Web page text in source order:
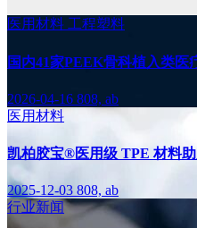
医用材料 工程塑料
国内41家PEEK骨科植入类医
2026-04-16 808, ab
医用材料
凯柏胶宝®医用级 TPE 材料
2025-12-03 808, ab
行业新闻